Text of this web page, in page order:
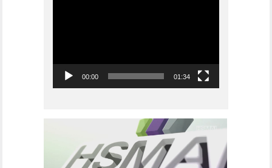
00:00 01:34